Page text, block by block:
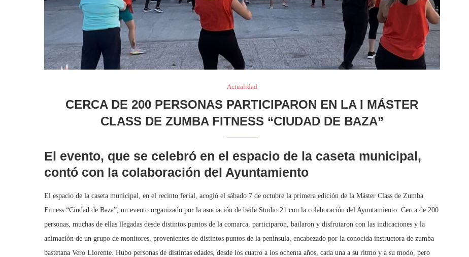
Actualidad
CERCA DE 200 PERSONAS PARTICIPARON EN LA I MÁSTER
CLASS DE ZUMBA FITNESS “CIUDAD DE BAZA”
El evento, que se celebró en el espacio de la caseta municipal,
contó con la colaboración del Ayuntamiento
El espacio de la caseta municipal, en el recinto ferial, acogió el sábado 7 de octubre la primera edición de la Máster Class de Zumba
Fitness “Ciudad de Baza”, un evento organizado por la asociación de baile Studio 21 con la colaboración del Ayuntamiento. Cerca de 200
personas, muchas de ellas llegadas desde distintos puntos de la comarca, participaron, bailaron y disfrutaron con las indicaciones y la
animación de un grupo de monitores, provenientes de distintos puntos de la península, encabezado por la conocida instructora de zumba
bastetana Vero Llorente. Hubo personas de distintas edades, desde los cuatro a los ochenta años, cada una a su ritmo y a su modo, pero